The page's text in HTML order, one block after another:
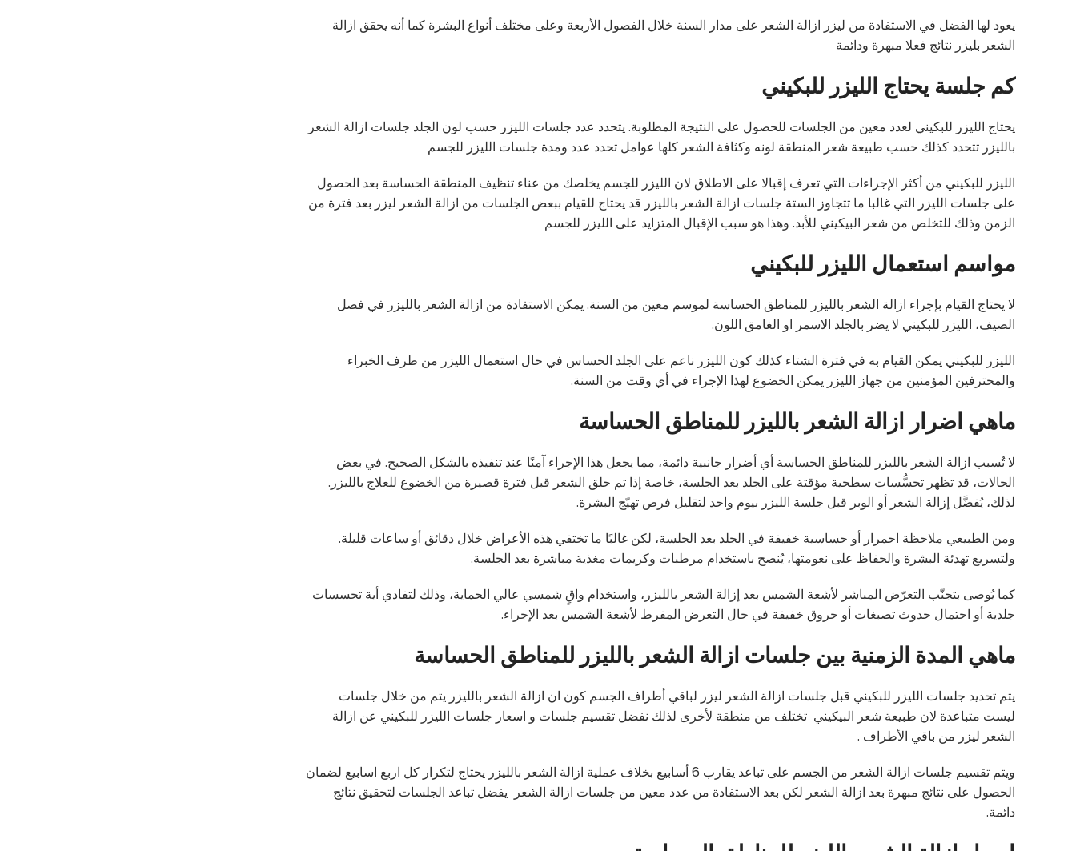
يعود لها الفضل في الاستفادة من ليزر ازالة الشعر على مدار السنة خلال الفصول الأربعة وعلى مختلف أنواع البشرة كما أنه يحقق ازالة
الشعر بليزر نتائج فعلا مبهرة ودائمة
كم جلسة يحتاج الليزر للبكيني
يحتاج الليزر للبكيني لعدد معين من الجلسات للحصول على النتيجة المطلوبة. يتحدد عدد جلسات الليزر حسب لون الجلد جلسات ازالة الشعر
بالليزر تتحدد كذلك حسب طبيعة شعر المنطقة لونه وكثافة الشعر كلها عوامل تحدد عدد ومدة جلسات الليزر للجسم
الليزر للبكيني من أكثر الإجراءات التي تعرف إقبالا على الاطلاق لان الليزر للجسم يخلصك من عناء تنظيف المنطقة الحساسة بعد الحصول
على جلسات الليزر التي غالبا ما تتجاوز الستة جلسات ازالة الشعر بالليزر قد يحتاج للقيام ببعض الجلسات من ازالة الشعر ليزر بعد فترة من
الزمن وذلك للتخلص من شعر البيكيني للأبد. وهذا هو سبب الإقبال المتزايد على الليزر للجسم
مواسم استعمال الليزر للبكيني
لا يحتاج القيام بإجراء ازالة الشعر بالليزر للمناطق الحساسة لموسم معين من السنة. يمكن الاستفادة من ازالة الشعر بالليزر في فصل
الصيف، الليزر للبكيني لا يضر بالجلد الاسمر او الغامق اللون.
الليزر للبكيني يمكن القيام به في فترة الشتاء كذلك كون الليزر ناعم على الجلد الحساس في حال استعمال الليزر من طرف الخبراء
والمحترفين المؤمنين من جهاز الليزر يمكن الخضوع لهذا الإجراء في أي وقت من السنة.
ماهي اضرار ازالة الشعر بالليزر للمناطق الحساسة
لا تُسبب ازالة الشعر بالليزر للمناطق الحساسة أي أضرار جانبية دائمة، مما يجعل هذا الإجراء آمنًا عند تنفيذه بالشكل الصحيح. في بعض
الحالات، قد تظهر تحسُّسات سطحية مؤقتة على الجلد بعد الجلسة، خاصة إذا تم حلق الشعر قبل فترة قصيرة من الخضوع للعلاج بالليزر.
لذلك، يُفضَّل إزالة الشعر أو الوبر قبل جلسة الليزر بيوم واحد لتقليل فرص تهيّج البشرة.
ومن الطبيعي ملاحظة احمرار أو حساسية خفيفة في الجلد بعد الجلسة، لكن غالبًا ما تختفي هذه الأعراض خلال دقائق أو ساعات قليلة.
ولتسريع تهدئة البشرة والحفاظ على نعومتها، يُنصح باستخدام مرطبات وكريمات مغذية مباشرة بعد الجلسة.
كما يُوصى بتجنّب التعرّض المباشر لأشعة الشمس بعد إزالة الشعر بالليزر، واستخدام واقٍ شمسي عالي الحماية، وذلك لتفادي أية تحسسات
جلدية أو احتمال حدوث تصبغات أو حروق خفيفة في حال التعرض المفرط لأشعة الشمس بعد الإجراء.
ماهي المدة الزمنية بين جلسات ازالة الشعر بالليزر للمناطق الحساسة
يتم تحديد جلسات الليزر للبكيني قبل جلسات ازالة الشعر ليزر لباقي أطراف الجسم كون ان ازالة الشعر بالليزر يتم من خلال جلسات
ليست متباعدة لان طبيعة شعر البيكيني تختلف من منطقة لأخرى لذلك نفضل تقسيم جلسات و اسعار جلسات الليزر للبكيني عن ازالة
الشعر ليزر من باقي الأطراف .
ويتم تقسيم جلسات ازالة الشعر من الجسم على تباعد يقارب 6 أسابيع بخلاف عملية ازالة الشعر بالليزر يحتاج لتكرار كل اربع اسابيع لضمان
الحصول على نتائج مبهرة بعد ازالة الشعر لكن بعد الاستفادة من عدد معين من جلسات ازالة الشعر يفضل تباعد الجلسات لتحقيق نتائج
دائمة.